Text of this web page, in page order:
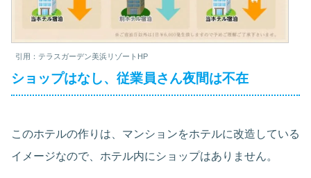
引用：テラスガーデン美浜リゾートHP
ショップはなし、従業員さん夜間は不在
このホテルの作りは、マンションをホテルに改造している
イメージなので、ホテル内にショップはありません。